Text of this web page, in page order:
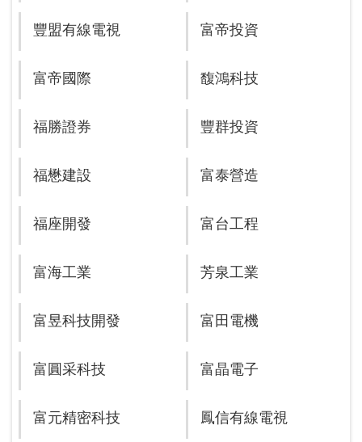
豐盟有線電視 富帝投資
富帝國際 馥鴻科技
福勝證券 豐群投資
福懋建設 富泰營造
福座開發 富台工程
富海工業 芳泉工業
富昱科技開發 富田電機
富圓采科技 富晶電子
富元精密科技 鳳信有線電視